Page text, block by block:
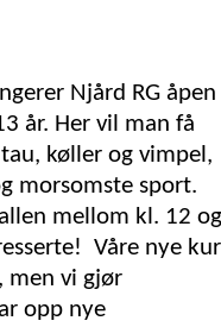
Njård RG åpen
år. Her vil man få
køller og vimpel,
morsomste sport.
mellom kl. 12 og
Våre nye
men vi gjør
opp nye